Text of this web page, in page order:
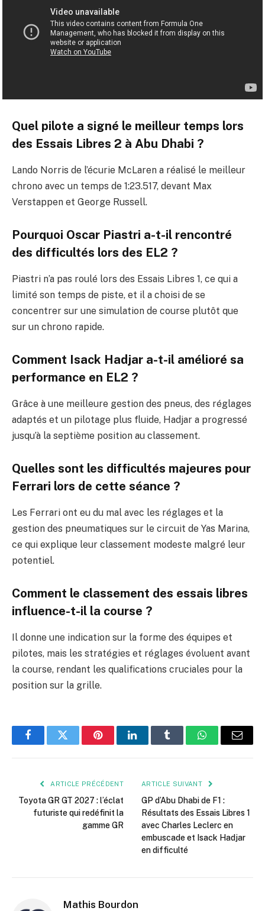
Quel pilote a signé le meilleur temps lors
des Essais Libres 2 à Abu Dhabi ?
Lando Norris de l’écurie McLaren a réalisé le meilleur
chrono avec un temps de 1:23.517, devant Max
Verstappen et George Russell.
Pourquoi Oscar Piastri a-t-il rencontré
des difficultés lors des EL2 ?
Piastri n’a pas roulé lors des Essais Libres 1, ce qui a
limité son temps de piste, et il a choisi de se
concentrer sur une simulation de course plutôt que
sur un chrono rapide.
Comment Isack Hadjar a-t-il amélioré sa
performance en EL2 ?
Grâce à une meilleure gestion des pneus, des réglages
adaptés et un pilotage plus fluide, Hadjar a progressé
jusqu’à la septième position au classement.
Quelles sont les difficultés majeures pour
Ferrari lors de cette séance ?
Les Ferrari ont eu du mal avec les réglages et la
gestion des pneumatiques sur le circuit de Yas Marina,
ce qui explique leur classement modeste malgré leur
potentiel.
Comment le classement des essais libres
influence-t-il la course ?
Il donne une indication sur la forme des équipes et
pilotes, mais les stratégies et réglages évoluent avant
la course, rendant les qualifications cruciales pour la
position sur la grille.
FacebookTwitter PinterestLinkedInTumblr WhatsApp
E-
ARTICLE PRÉCÉDENT
Toyota GR GT 2027 : l’éclat
futuriste qui redéfinit la
gamme GR
ARTICLE SUIVANT
GP d’Abu Dhabi de F1 :
Résultats des Essais Libres 1
avec Charles Leclerc en
embuscade et Isack Hadjar
en difficulté
Mathis Bourdon